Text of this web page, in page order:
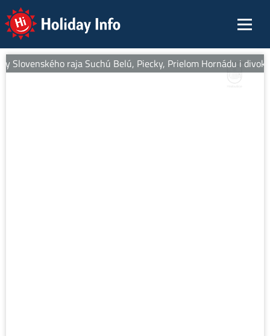
Holiday Info
raja Suchú Belú, Piecky, Prielom Hornádu i